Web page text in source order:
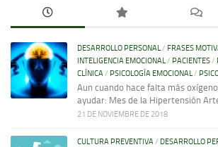
DESARROLLO PERSONAL/ FRASES
INTELIGENCIA EMOCIONAL/ PACIENTES/
CLÍNICA/ PSICOLOGÍA EMOCIONAL/
Aun cuando hace falta más
ayudar: Mes de la Hipertensión
21 DE NOVIEMBRE DE 2018
CULTURA PREVENTIVA/ DESARROLLO